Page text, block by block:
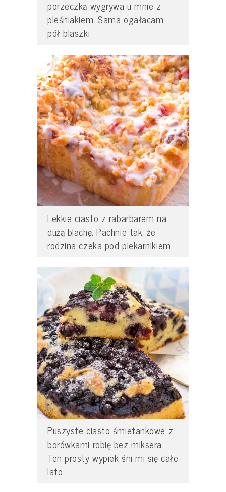
porzeczką wygrywa u mnie z
pleśniakiem. Sama ogałacam
pół blaszki
Lekkie ciasto z rabarbarem na
dużą blachę. Pachnie tak, że
rodzina czeka pod piekarnikiem
Puszyste ciasto śmietankowe z
borówkami robię bez miksera.
Ten prosty wypiek śni mi się całe
lato